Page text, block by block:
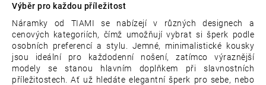
Výběr pro každou příležitost
Náramky od TIAMI se nabízejí v různých designech a
cenových kategoriích, čímž umožňují vybrat si šperk podle
osobních preferencí a stylu. Jemné, minimalistické kousky
jsou ideální pro každodenní nošení, zatímco výraznější
modely se stanou hlavním doplňkem při slavnostních
příležitostech. Ať už hledáte elegantní šperk pro sebe, nebo